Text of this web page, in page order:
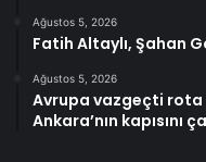
Ağustos 5, 2026
Fatih Altaylı, Şahan
Ağustos 5, 2026
Avrupa vazgeçti rota
Ankara’nın kapısını